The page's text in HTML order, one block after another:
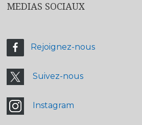
MEDIAS SOCIAUX
Rejoignez-nous
Suivez-nous
Instagram